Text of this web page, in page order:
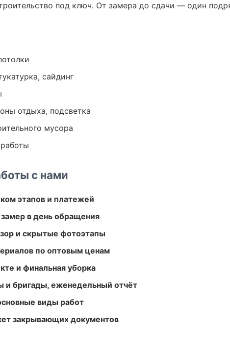
под ключ. От замера до сдачи — один
сайдинг
отдыха, подсветка
мусора
с нами
этапов и платежей
в день обращения
и скрытые фотоэтапы
по оптовым ценам
и финальная уборка
и бригады, еженедельный отчёт
виды работ
закрывающих документов